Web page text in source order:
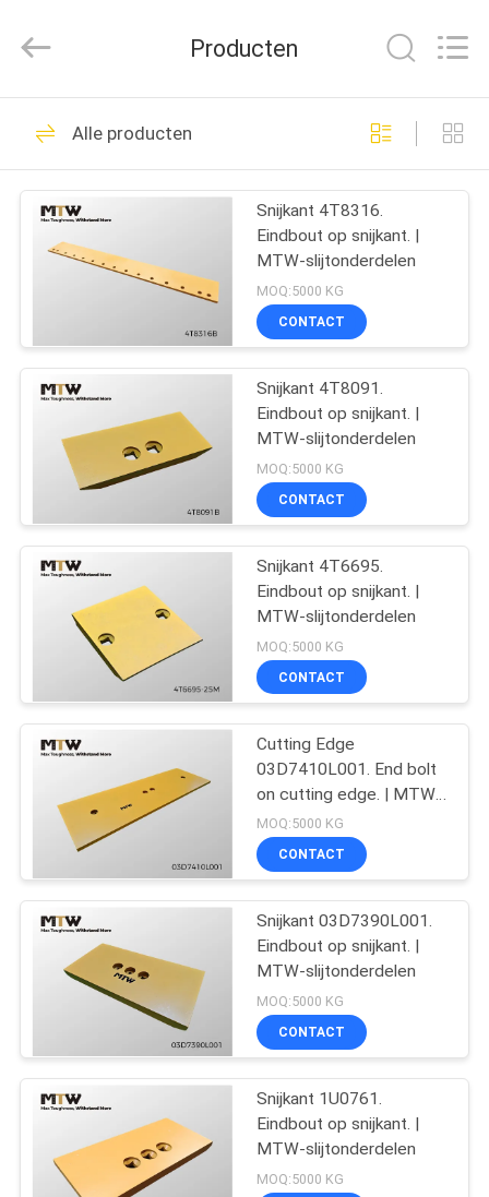
HUIS
PRODUCTEN
VIDEO'S
ONS
FABRIEKSREIS
KWALITEITSCONTROLE
CONTACTEER
NIEUWS
VERZOEK
OM EEN
CITAAT
SITEMAP
PRIVACY
POLICY
PARTS
(SUZHOU)
Rights
Bulldozer Snijkanten
en
Beëindigenbeetjes
87
Lader Snijkanten
26
Groepsbladden en
overlappingen
De Plaat van de
spoorschoen
Emmertanden en
Adapters
32
Producten
Alle producten
Snijkant 4T8316.
Eindbout op snijkant. |
MTW-slijtonderdelen
MOQ:5000 KG
CONTACT
Snijkant 4T8091.
Eindbout op snijkant. |
MTW-slijtonderdelen
MOQ:5000 KG
CONTACT
Snijkant 4T6695.
Eindbout op snijkant. |
MTW-slijtonderdelen
MOQ:5000 KG
CONTACT
Cutting Edge
03D7410L001. End bolt
on cutting edge. | MTW
Wear Parts
MOQ:5000 KG
CONTACT
Snijkant 03D7390L001.
Eindbout op snijkant. |
MTW-slijtonderdelen
MOQ:5000 KG
CONTACT
Snijkant 1U0761.
Eindbout op snijkant. |
MTW-slijtonderdelen
MOQ:5000 KG